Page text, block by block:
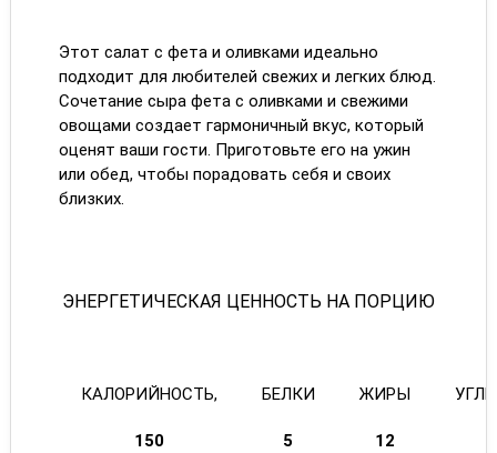
Этот салат с фета и оливками идеально
подходит для любителей свежих и легких блюд.
Сочетание сыра фета с оливками и свежими
овощами создает гармоничный вкус, который
оценят ваши гости. Приготовьте его на ужин
или обед, чтобы порадовать себя и своих
близких.
ЭНЕРГЕТИЧЕСКАЯ ЦЕННОСТЬ НА ПОРЦИЮ
КАЛОРИЙНОСТЬ, БЕЛКИ ЖИРЫ
150 5 12